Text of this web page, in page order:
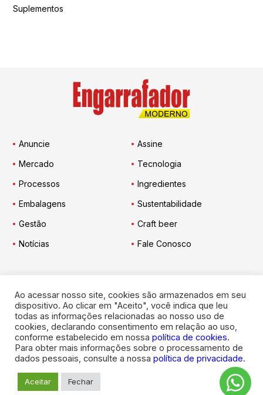
Suplementos
Anuncie
Assine
Mercado
Tecnologia
Processos
Ingredientes
Embalagens
Sustentabilidade
Gestão
Craft beer
Notícias
Fale Conosco
Engarrafador Moderno nas Redes:
. Todos os direitos reservados.
Ao acessar nosso site, cookies são armazenados em seu
dispositivo. Ao clicar em "Aceito", você indica que leu
todas as informações relacionadas ao nosso uso de
cookies, declarando consentimento em relação ao uso,
conforme estabelecido em nossa política de cookies.
Para obter mais informações sobre o processamento de
dados pessoais, consulte a nossa política de privacidade.
Aceitar Fechar